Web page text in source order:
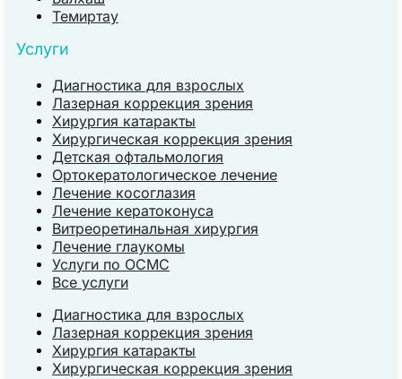
Темиртау
Услуги
Диагностика для взрослых
Лазерная коррекция зрения
Хирургия катаракты
Хирургическая коррекция зрения
Детская офтальмология
Ортокератологическое лечение
Лечение косоглазия
Лечение кератоконуса
Витреоретинальная хирургия
Лечение глаукомы
Услуги по ОСМС
Все услуги
Диагностика для взрослых
Лазерная коррекция зрения
Хирургия катаракты
Хирургическая коррекция зрения